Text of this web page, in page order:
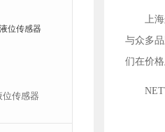
上
与众多
们在价格
电编码器